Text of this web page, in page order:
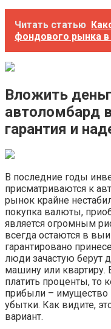
Читать статью
фондового рынка
Вложить
автоломбард
гарантия и
В последние годы
присматриваются к
рынок крайне
покупка валюты,
является огромным
всегда остаются в
гарантировано
люди зачастую берут
машину или квартиру.
платить проценты, то
прибыли – имущество
убытки. Как видите,
вариант.